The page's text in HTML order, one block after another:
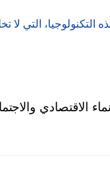
التكنولوجيا، التي
الاقتصادي